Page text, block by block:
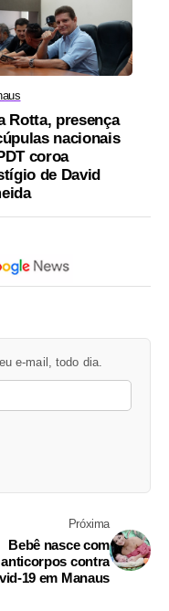
Rotta, presença
nacionais
coroa
de David
e-mail, todo dia.
Próxima
Bebê nasce com
anticorpos contra
19 em Manaus